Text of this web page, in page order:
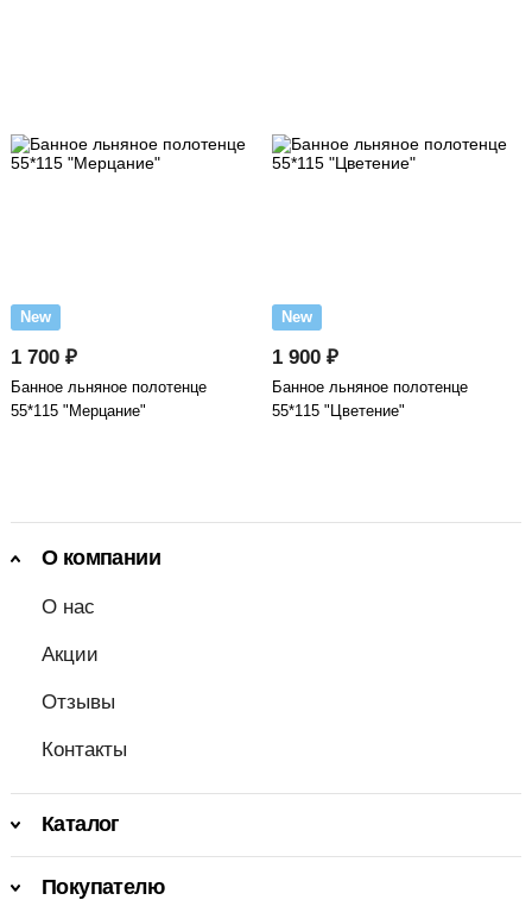
New
1 700 ₽
Банное льняное полотенце
55*115 "Мерцание"
New
1 900 ₽
Банное льняное полотенце
55*115 "Цветение"
О компании
О нас
Акции
Отзывы
Контакты
Каталог
Покупателю